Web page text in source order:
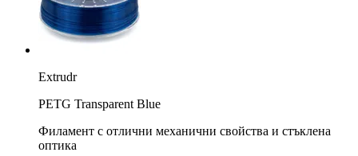
Extrudr
PETG Transparent Blue
Филамент с отлични механични свойства и стъклена
оптика